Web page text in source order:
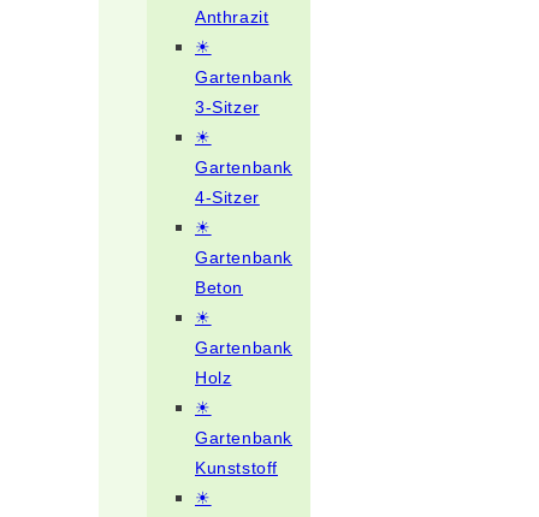
Anthrazit
☀
Gartenbank
3-Sitzer
☀
Gartenbank
4-Sitzer
☀
Gartenbank
Beton
☀
Gartenbank
Holz
☀
Gartenbank
Kunststoff
☀